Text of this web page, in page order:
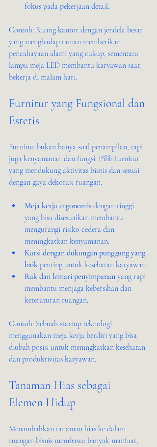
fokus pada pekerjaan detail.
Contoh: Ruang kantor dengan jendela besar
yang menghadap taman memberikan
pencahayaan alami yang cukup, sementara
lampu meja LED membantu karyawan saat
bekerja di malam hari.
Furnitur yang Fungsional dan
Estetis
Furnitur bukan hanya soal penampilan, tapi
juga kenyamanan dan fungsi. Pilih furnitur
yang mendukung aktivitas bisnis dan sesuai
dengan gaya dekorasi ruangan.
Meja kerja ergonomis dengan tinggi
yang bisa disesuaikan membantu
mengurangi risiko cedera dan
meningkatkan kenyamanan.
Kursi dengan dukungan punggung yang
baik penting untuk kesehatan karyawan.
Rak dan lemari penyimpanan yang rapi
membantu menjaga kebersihan dan
keteraturan ruangan.
Contoh: Sebuah startup teknologi
menggunakan meja kerja berdiri yang bisa
diubah posisi untuk meningkatkan kesehatan
dan produktivitas karyawan.
Tanaman Hias sebagai
Elemen Hidup
Menambahkan tanaman hias ke dalam
ruangan bisnis membawa banyak manfaat,